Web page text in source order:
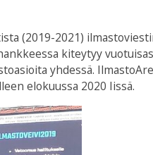
(2019-2021)
kiteytyy
yhdessä.
elokuussa 2020 Iissä.